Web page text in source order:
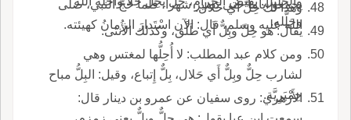
وحَلَّله.
يجمعو أَياماً حتى تصير شهراً، فلما حَجَّ النبي، صلى
الله عليه وسلم، قال: الآن اسْتَدارَ الزمانُ كهيئته.
وهذا لك حِلٌّ أَي حَلال.
يقال: هو حِلّ وبِلٌّ أَي طَلْق، وكذلك الأُنثى.
ومن كلام عبد المطلب: لا أُحِلُّها لمغتس وهي
لشارب حِلٌّ وبِلٌّ أَي حَلال، بِلٌّ إِتباع، وقيل: البِلُّ مباح
حِمْيَرِيَّة.
الأَزهري: روى سفيان عن عمرو بن دينار قال: